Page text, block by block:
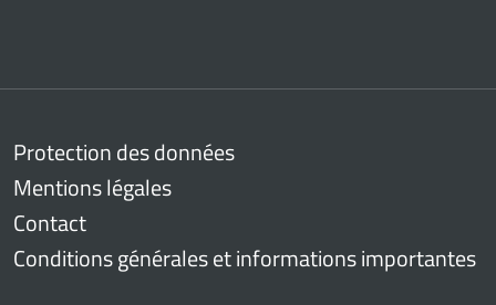
Protection des données
Mentions légales
Contact
Conditions générales et informations importantes